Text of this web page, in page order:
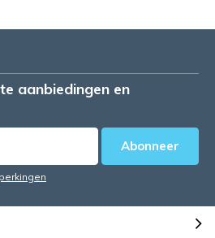
aanbiedingen en
Abonneer